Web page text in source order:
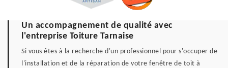
Un accompagnement de qualité avec
l'entreprise Toiture Tarnaise
Si vous êtes à la recherche d'un professionnel pour s'occuper de
l'installation et de la réparation de votre fenêtre de toit à